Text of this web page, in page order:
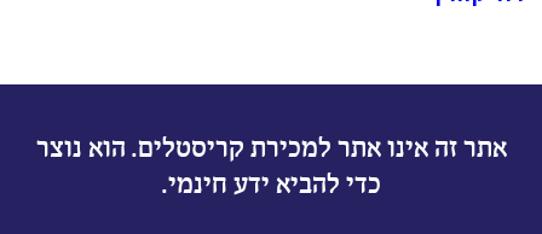
אתר זה אינו אתר למכירת קריסטלים. הוא נוצר
כדי להביא ידע חינמי.